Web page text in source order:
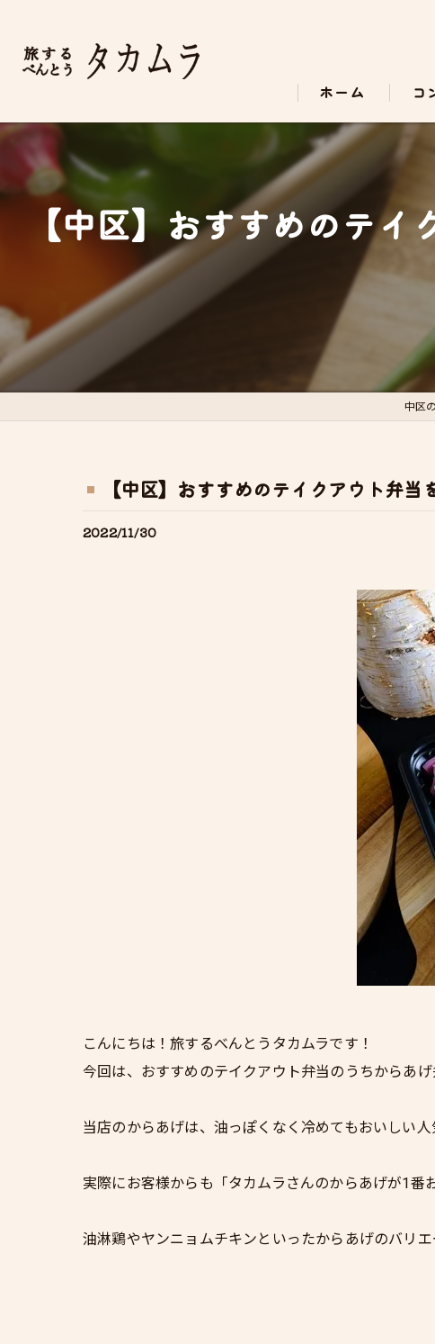
ホーム コ
【中区】おすすめのテ
中区
【中区】おすすめのテイクアウト弁
2022/11/30
こんにちは！旅するべんとうタカムラです！
今回は、おすすめのテイクアウト弁当のうちからあげ
当店のからあげは、油っぽくなく冷めてもおいしい人
実際にお客様からも「タカムラさんのからあげが1番
油淋鶏やヤンニョムチキンといったからあげのバリ